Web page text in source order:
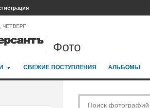
ЧЕТВЕРГ
Фото
СВЕЖИЕ ПОСТУПЛЕНИЯ АЛЬБОМЫ